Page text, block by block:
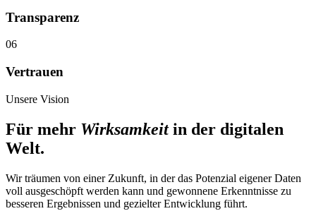
Transparenz
06
Vertrauen
Unsere Vision
Für mehr Wirksamkeitin der digitalen
Welt.
Wir träumen von einer Zukunft, in der das Potenzial eigener Daten
voll ausgeschöpft werden kann und gewonnene Erkenntnisse zu
besseren Ergebnissen und gezielter Entwicklung führt.